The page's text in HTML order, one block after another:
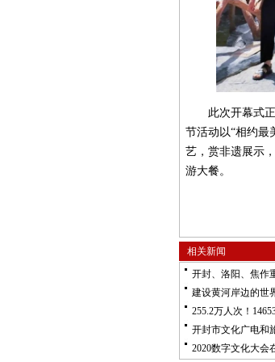
此次开幕式正
节活动以“相约最
艺，赏非遗展示
游大餐。
相关新闻
开封、洛阳、焦作
建设黄河岸边的世
255.2万人次！
开封市文化广电和
2020数字文化大会